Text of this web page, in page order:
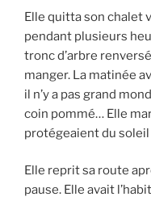
Elle quitta son chalet
pendant plusieurs
tronc d’arbre
manger. La matinée
il n’y a pas grand
coin pommé… Elle
protégeaient du soleil
Elle reprit sa route
pause. Elle avait